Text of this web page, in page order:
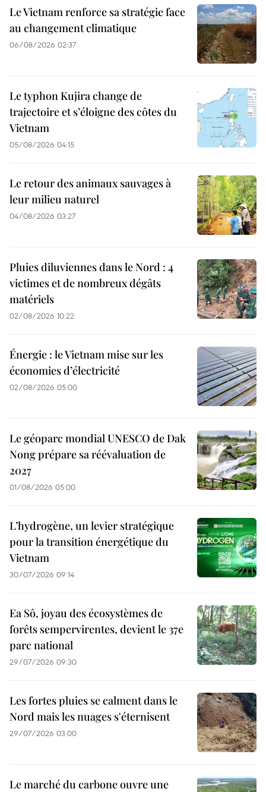
Le Vietnam renforce sa stratégie face
au changement climatique
06/08/2026 02:37
Le typhon Kujira change de
trajectoire et s’éloigne des côtes du
Vietnam
05/08/2026 04:15
Le retour des animaux sauvages à
leur milieu naturel
04/08/2026 03:27
Pluies diluviennes dans le Nord : 4
victimes et de nombreux dégâts
matériels
02/08/2026 10:22
Énergie : le Vietnam mise sur les
économies d’électricité
02/08/2026 05:00
Le géoparc mondial UNESCO de Dak
Nong prépare sa réévaluation de
2027
01/08/2026 05:00
L’hydrogène, un levier stratégique
pour la transition énergétique du
Vietnam
30/07/2026 09:14
Ea Sô, joyau des écosystèmes de
forêts sempervirentes, devient le 37e
parc national
29/07/2026 09:30
Les fortes pluies se calment dans le
Nord mais les nuages s'éternisent
29/07/2026 03:00
Le marché du carbone ouvre une